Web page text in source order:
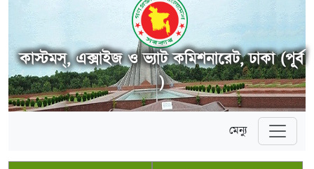
কাস্টমস্, এক্সাইজ ও ভ্যাট কমিশনারেট, ঢাকা (পূর্ব
)
মেন্যু